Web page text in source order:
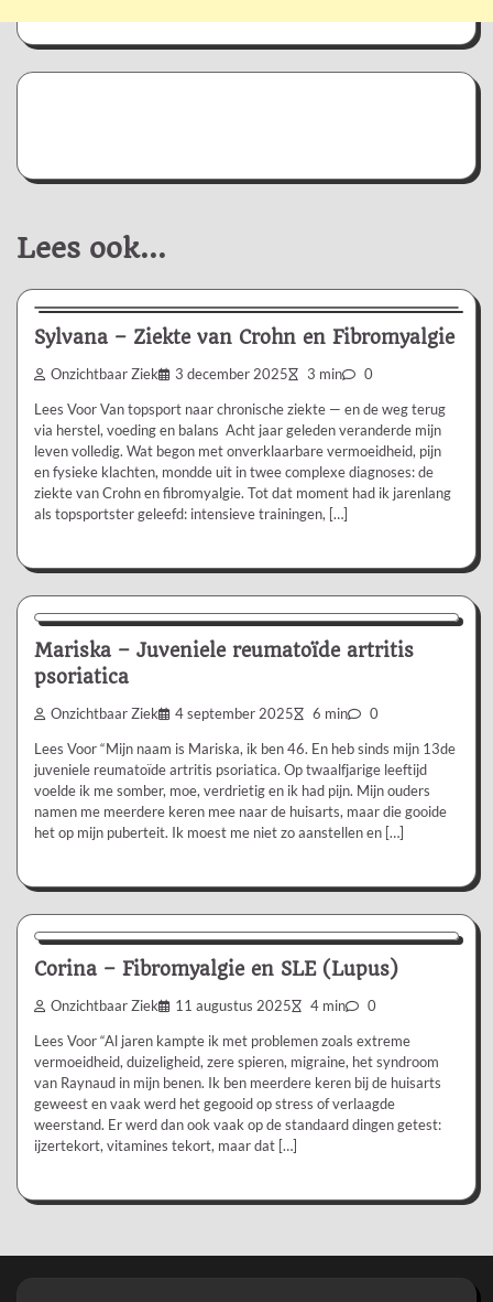
Lees ook...
Ervaringsverhaal
Sylvana – Ziekte van Crohn en Fibromyalgie
Onzichtbaar Ziek 3 december 2025 3 min 0
Lees Voor Van topsport naar chronische ziekte — en de weg terug
via herstel, voeding en balans Acht jaar geleden veranderde mijn
leven volledig. Wat begon met onverklaarbare vermoeidheid, pijn
en fysieke klachten, mondde uit in twee complexe diagnoses: de
ziekte van Crohn en fibromyalgie. Tot dat moment had ik jarenlang
als topsportster geleefd: intensieve trainingen, […]
Ervaringsverhaal
Mariska – Juveniele reumatoïde artritis
psoriatica
Onzichtbaar Ziek 4 september 2025 6 min 0
Lees Voor “Mijn naam is Mariska, ik ben 46. En heb sinds mijn 13de
juveniele reumatoïde artritis psoriatica. Op twaalfjarige leeftijd
voelde ik me somber, moe, verdrietig en ik had pijn. Mijn ouders
namen me meerdere keren mee naar de huisarts, maar die gooide
het op mijn puberteit. Ik moest me niet zo aanstellen en […]
Ervaringsverhaal
Corina – Fibromyalgie en SLE (Lupus)
Onzichtbaar Ziek 11 augustus 2025 4 min 0
Lees Voor “Al jaren kampte ik met problemen zoals extreme
vermoeidheid, duizeligheid, zere spieren, migraine, het syndroom
van Raynaud in mijn benen. Ik ben meerdere keren bij de huisarts
geweest en vaak werd het gegooid op stress of verlaagde
weerstand. Er werd dan ook vaak op de standaard dingen getest:
ijzertekort, vitamines tekort, maar dat […]